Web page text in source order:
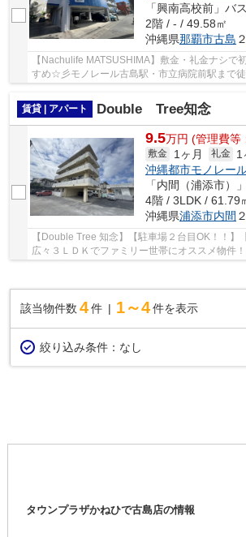
2階 / - / 49.58㎡
沖縄県那覇市古島
【Nachulife MATSUSHIMA】敷金・礼金ナシで
すめ☆彡モノレール古島駅・市立病院前駅まで
ベランダで風通し良し♪コンビニ・スーパー・飲
賃貸 | アパート
Double Tree知念
9.5万円 (管理費等
敷金 1ヶ月 礼金 1
沖縄都市モノレー
4階 / 3LDK / 61.79
沖縄県浦添市内間
【Double Tree 知念】【駐車場２台目OK！！】
広々３ＬＤＫでファミリー世帯にオススメ物件
タイプ♪二面採光で明るいお部屋♡BT別・室内洗
該当物件数 4件 1～4 件を表示
絞り込み条件： なし
タウンプラザかねひで古島店の情報